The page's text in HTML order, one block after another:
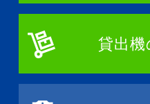
貸出